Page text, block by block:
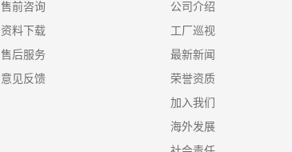
售前咨询
资料下载
售后服务
意见反馈
公司介绍
工厂巡视
最新新闻
荣誉资质
加入我们
海外发展